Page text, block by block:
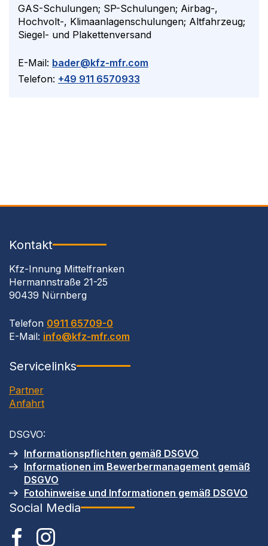
GAS-Schulungen; SP-Schulungen; Airbag-,
Hochvolt-, Klimaanlagenschulungen; Altfahrzeug;
Siegel- und Plakettenversand
E-Mail: bader@kfz-mfr.com
Telefon: +49 911 6570933
Kontakt
Kfz-Innung Mittelfranken
Hermannstraße 21-25
90439 Nürnberg
Telefon 0911 65709-0
E-Mail: info@kfz-mfr.com
Servicelinks
Partner
Anfahrt
DSGVO:
Informationspflichten gemäß DSGVO
Informationen im Bewerbermanagement gemäß
DSGVO
Fotohinweise und Informationen gemäß DSGVO
Social Media